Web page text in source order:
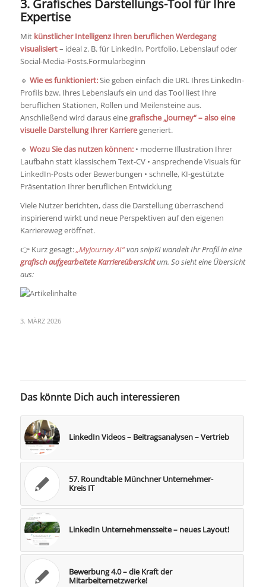
3. Grafisches Darstellungs-Tool für Ihre
Expertise
Mit künstlicher Intelligenz Ihren beruflichen Werdegang
visualisiert– ideal z. B. für LinkedIn, Portfolio, Lebenslauf oder
Social-Media-Posts.Formularbeginn
🔹 Wie es funktioniert:Sie geben einfach die URL Ihres LinkedIn-
Profils bzw. Ihres Lebenslaufs ein und das Tool liest Ihre
beruflichen Stationen, Rollen und Meilensteine aus.
Anschließend wird daraus einegrafische „Journey“ – also eine
visuelle Darstellung Ihrer Karrieregeneriert.
🔹 Wozu Sie das nutzen können:• moderne Illustration Ihrer
Laufbahn statt klassischem Text-CV • ansprechende Visuals für
LinkedIn-Posts oder Bewerbungen • schnelle, KI-gestützte
Präsentation Ihrer beruflichen Entwicklung
Viele Nutzer berichten, dass die Darstellung überraschend
inspirierend wirkt und neue Perspektiven auf den eigenen
Karriereweg eröffnet.
👉 Kurz gesagt:„MyJourney AI“von snipKI wandelt Ihr Profil in eine
grafisch aufgearbeitete Karriereübersichtum. So sieht eine Übersicht
aus:
3. MÄRZ 2026
Das könnte Dich auch interessieren
LinkedIn Videos – Beitragsanalysen – Vertrieb
57. Roundtable Münchner Unternehmer-
Kreis IT
LinkedIn Unternehmensseite – neues Layout!
Bewerbung 4.0 – die Kraft der
Mitarbeiternetzwerke!